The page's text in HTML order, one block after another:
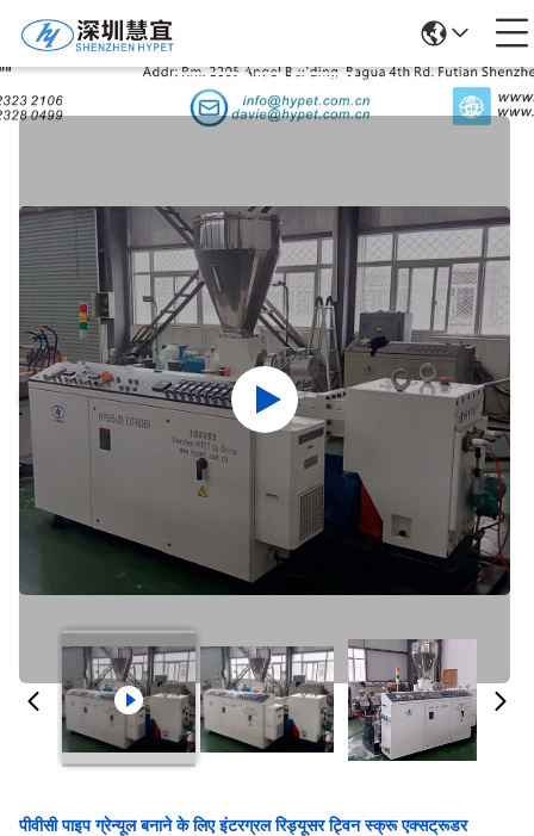
उत्पादों का विवरण
पीवीसी पाइप ग्रेन्यूल बनाने के लिए इंटरग्रल रिड्यूसर ट्विन स्क्रू एक्सट्रूडर